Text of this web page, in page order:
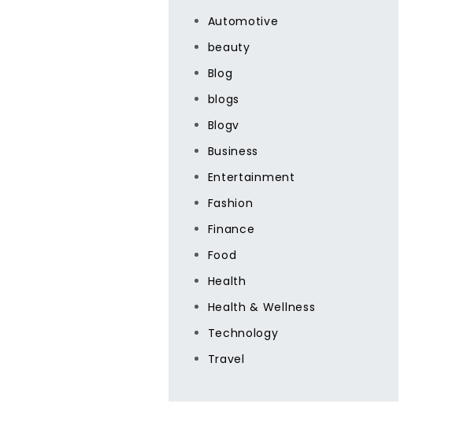
Automotive
beauty
Blog
blogs
Blogv
Business
Entertainment
Fashion
Finance
Food
Health
Health & Wellness
Technology
Travel